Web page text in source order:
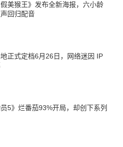
假美猴王》发布全新海报，六小龄
回归配音
地正式定档6月26日，网络迷因 IP
员5》烂番茄93%开局，却创下系列